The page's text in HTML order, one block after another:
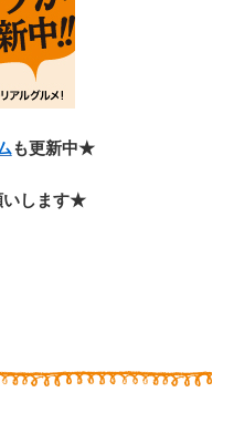
も更新中★
いします★